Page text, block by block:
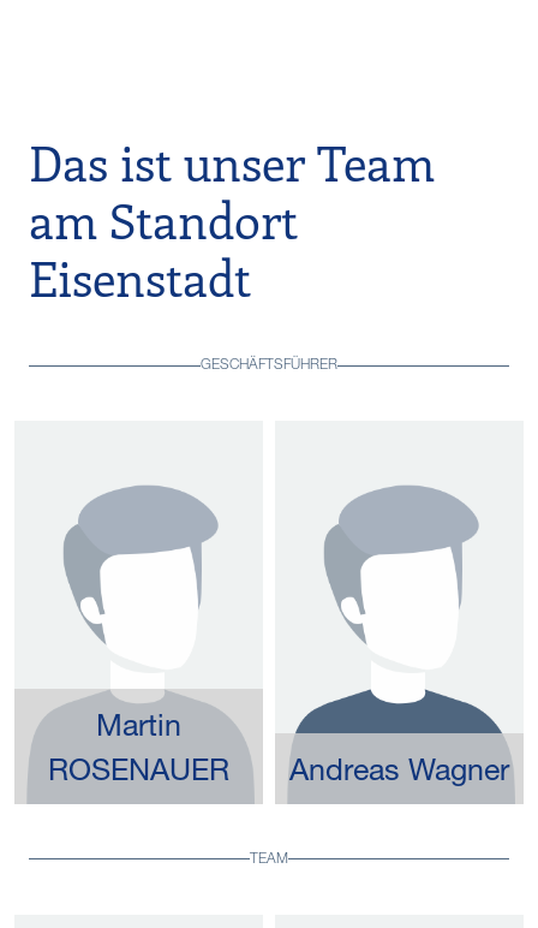
Das ist unser Team
am Standort
Eisenstadt
GESCHÄFTSFÜHRER
Martin
ROSENAUER
Andreas Wagner
TEAM